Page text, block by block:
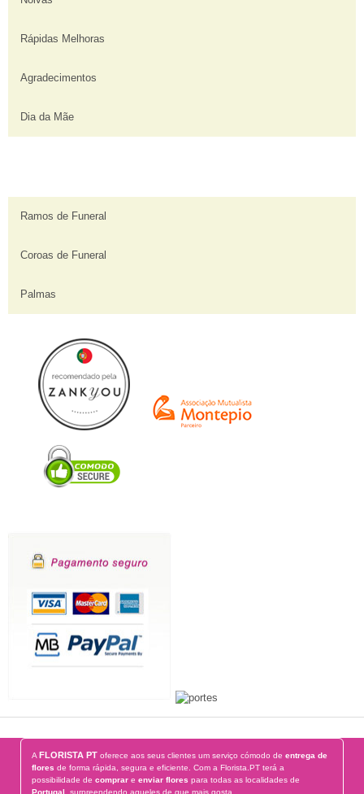
Rápidas Melhoras
Agradecimentos
Dia da Mãe
Ramos de Funeral
Coroas de Funeral
Palmas
A FLORISTA PT oferece aos seus clientes um serviço cómodo de entrega de
flores de forma rápida, segura e eficiente. Com a Florista.PT terá a
possibilidade de comprar e enviar flores para todas as localidades de
Portugal , surpreendendo aqueles de que mais gosta.